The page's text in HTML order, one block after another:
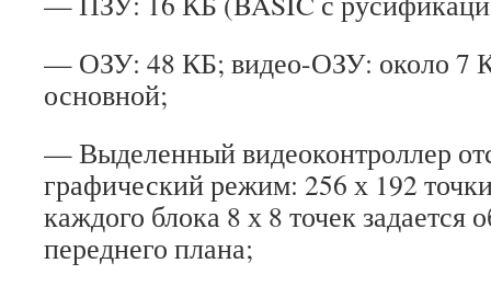
— ОЗУ: 48 КБ; видео-ОЗУ: около 7
основной;
— Выделенный видеоконтроллер
графический режим: 256 х 192
каждого блока 8 х 8 точек задается
переднего плана;